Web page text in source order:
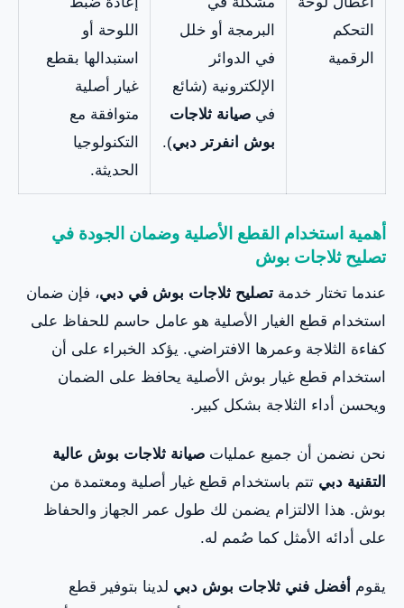
التحكم
الرقمية
البرمجة أو خلل
في الدوائر
الإلكترونية (شائع
في صيانة ثلاجات
بوش انفرتر دبي).
اللوحة أو
استبدالها بقطع
غيار أصلية
متوافقة مع
التكنولوجيا
الحديثة.
أهمية استخدام القطع الأصلية وضمان الجودة في
تصليح ثلاجات بوش
عندما تختار خدمة تصليح ثلاجات بوش في دبي، فإن ضمان
استخدام قطع الغيار الأصلية هو عامل حاسم للحفاظ على
كفاءة الثلاجة وعمرها الافتراضي. يؤكد الخبراء على أن
استخدام قطع غيار بوش الأصلية يحافظ على الضمان
ويحسن أداء الثلاجة بشكل كبير.
نحن نضمن أن جميع عمليات صيانة ثلاجات بوش عالية
التقنية دبي تتم باستخدام قطع غيار أصلية ومعتمدة من
بوش. هذا الالتزام يضمن لك طول عمر الجهاز والحفاظ
على أدائه الأمثل كما صُمم له.
يقوم أفضل فني ثلاجات بوش دبي لدينا بتوفير قطع